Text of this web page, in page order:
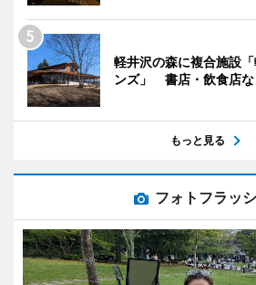
軽井沢の森に複合施設
ンズ」 書店・飲食店
もっと見る
フォトフラッ